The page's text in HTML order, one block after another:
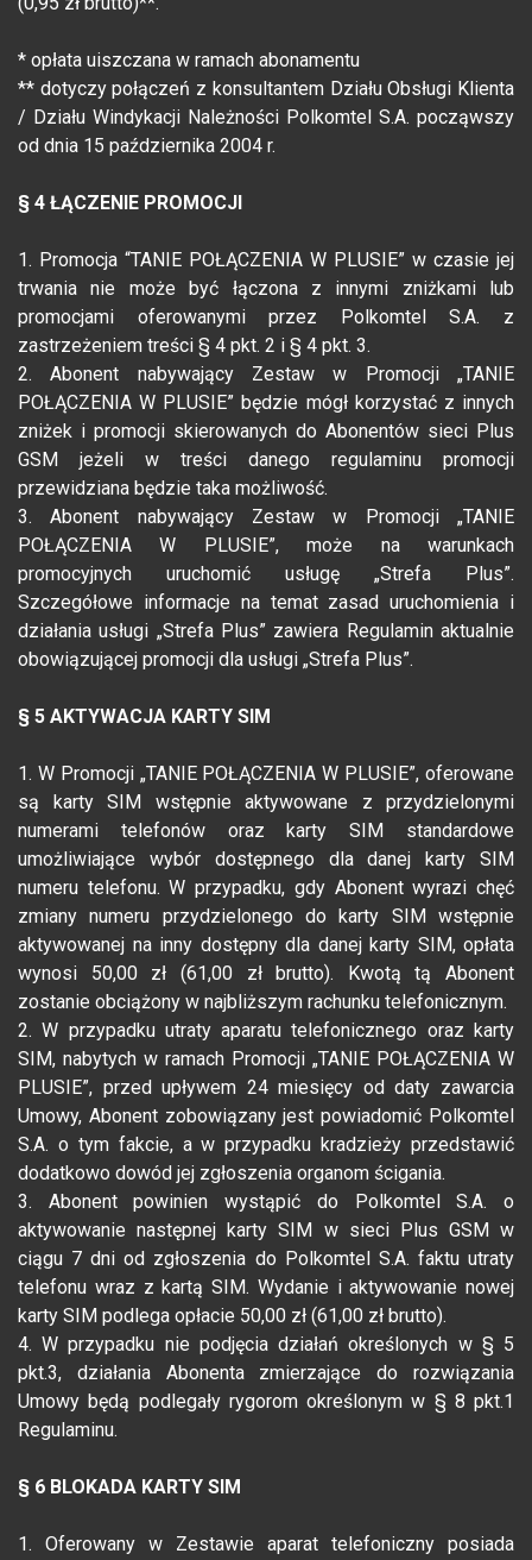
* opłata uiszczana w ramach abonamentu
** dotyczy połączeń z konsultantem Działu Obsługi Klienta
/ Działu Windykacji Należności Polkomtel S.A. począwszy
od dnia 15 października 2004 r.
§ 4 ŁĄCZENIE PROMOCJI
1. Promocja “TANIE POŁĄCZENIA W PLUSIE” w czasie jej
trwania nie może być łączona z innymi zniżkami lub
promocjami oferowanymi przez Polkomtel S.A. z
zastrzeżeniem treści § 4 pkt. 2 i § 4 pkt. 3.
2. Abonent nabywający Zestaw w Promocji „TANIE
POŁĄCZENIA W PLUSIE” będzie mógł korzystać z innych
zniżek i promocji skierowanych do Abonentów sieci Plus
GSM jeżeli w treści danego regulaminu promocji
przewidziana będzie taka możliwość.
3. Abonent nabywający Zestaw w Promocji „TANIE
POŁĄCZENIA W PLUSIE”, może na warunkach
promocyjnych uruchomić usługę „Strefa Plus”.
Szczegółowe informacje na temat zasad uruchomienia i
działania usługi „Strefa Plus” zawiera Regulamin aktualnie
obowiązującej promocji dla usługi „Strefa Plus”.
§ 5 AKTYWACJA KARTY SIM
1. W Promocji „TANIE POŁĄCZENIA W PLUSIE”, oferowane
są karty SIM wstępnie aktywowane z przydzielonymi
numerami telefonów oraz karty SIM standardowe
umożliwiające wybór dostępnego dla danej karty SIM
numeru telefonu. W przypadku, gdy Abonent wyrazi chęć
zmiany numeru przydzielonego do karty SIM wstępnie
aktywowanej na inny dostępny dla danej karty SIM, opłata
wynosi 50,00 zł (61,00 zł brutto). Kwotą tą Abonent
zostanie obciążony w najbliższym rachunku telefonicznym.
2. W przypadku utraty aparatu telefonicznego oraz karty
SIM, nabytych w ramach Promocji „TANIE POŁĄCZENIA W
PLUSIE”, przed upływem 24 miesięcy od daty zawarcia
Umowy, Abonent zobowiązany jest powiadomić Polkomtel
S.A. o tym fakcie, a w przypadku kradzieży przedstawić
dodatkowo dowód jej zgłoszenia organom ścigania.
3. Abonent powinien wystąpić do Polkomtel S.A. o
aktywowanie następnej karty SIM w sieci Plus GSM w
ciągu 7 dni od zgłoszenia do Polkomtel S.A. faktu utraty
telefonu wraz z kartą SIM. Wydanie i aktywowanie nowej
karty SIM podlega opłacie 50,00 zł (61,00 zł brutto).
4. W przypadku nie podjęcia działań określonych w § 5
pkt.3, działania Abonenta zmierzające do rozwiązania
Umowy będą podlegały rygorom określonym w § 8 pkt.1
Regulaminu.
§ 6 BLOKADA KARTY SIM
1. Oferowany w Zestawie aparat telefoniczny posiada